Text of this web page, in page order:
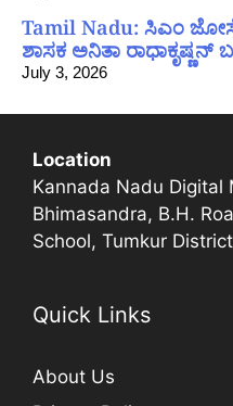
Tamil Nadu: ಸಿಎಂ
ಶಾಸಕ ಅನಿತಾ ರಾಧಾಕೃಷ್ಣನ್
July 3, 2026
Location
Kannada Nadu Digital
Bhimasandra, B.H.
School, Tumkur
Quick Links
About Us